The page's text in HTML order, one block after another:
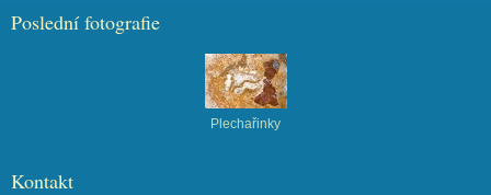
Poslední fotografie
Plechařinky
Kontakt